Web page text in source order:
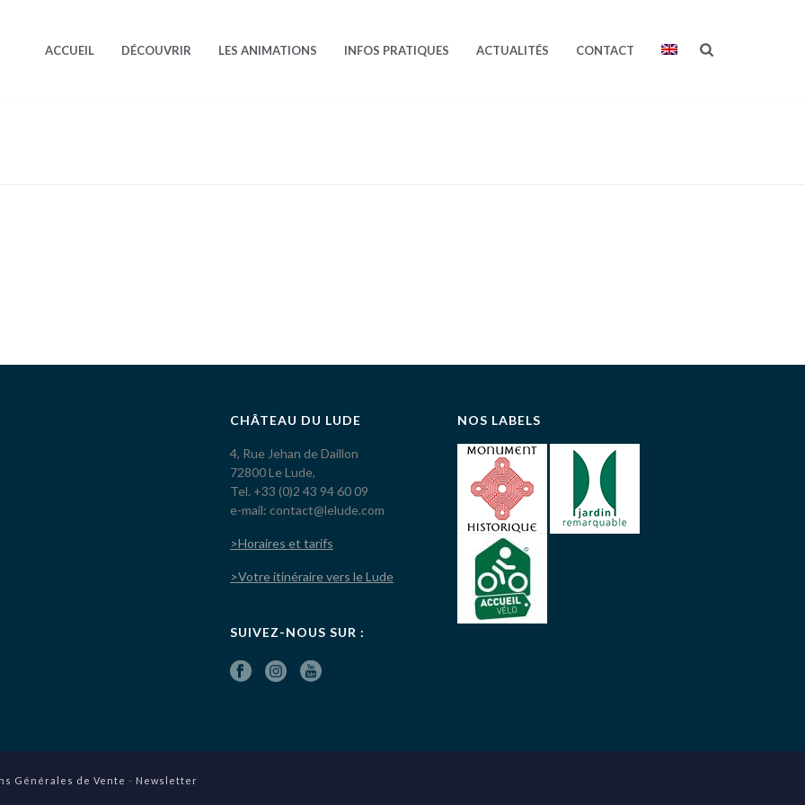
ACCUEIL DÉCOUVRIR LES ANIMATIONS INFOS PRATIQUES ACTUALITÉS CONTACT
CHÂTEAU DU LUDE
4, Rue Jehan de Daillon
72800 Le Lude,
Tel. +33 (0)2 43 94 60 09
e-mail: contact@lelude.com
>Horaires et tarifs
>Votre itinéraire vers le Lude
SUIVEZ-NOUS SUR :
NOS LABELS
Générales de Vente - Newsletter